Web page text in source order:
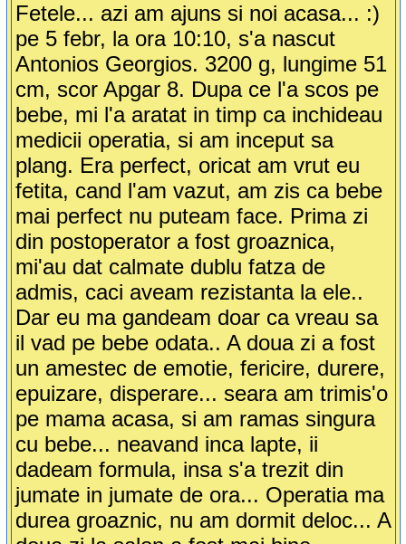
Fetele... azi am ajuns si noi acasa... :)
pe 5 febr, la ora 10:10, s'a nascut
Antonios Georgios. 3200 g, lungime 51
cm, scor Apgar 8. Dupa ce l'a scos pe
bebe, mi l'a aratat in timp ca inchideau
medicii operatia, si am inceput sa
plang. Era perfect, oricat am vrut eu
fetita, cand l'am vazut, am zis ca bebe
mai perfect nu puteam face. Prima zi
din postoperator a fost groaznica,
mi'au dat calmate dublu fatza de
admis, caci aveam rezistanta la ele..
Dar eu ma gandeam doar ca vreau sa
il vad pe bebe odata.. A doua zi a fost
un amestec de emotie, fericire, durere,
epuizare, disperare... seara am trimis'o
pe mama acasa, si am ramas singura
cu bebe... neavand inca lapte, ii
dadeam formula, insa s'a trezit din
jumate in jumate de ora... Operatia ma
durea groaznic, nu am dormit deloc... A